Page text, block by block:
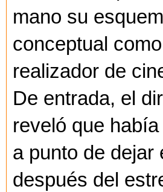
mano su
conceptual como
realizador de
De entrada, el
reveló que
a punto de dejar
después del